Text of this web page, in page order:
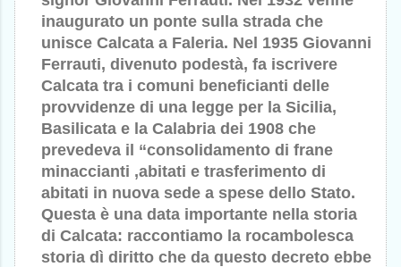
inaugurato un ponte sulla strada che
unisce Calcata a Faleria. Nel 1935 Giovanni
Ferrauti, divenuto podestà, fa iscrivere
Calcata tra i comuni beneficianti delle
provvidenze di una legge per la Sicilia,
Basilicata e la Calabria dei 1908 che
prevedeva il “consolidamento di frane
minaccianti ,abitati e trasferimento di
abitati in nuova sede a spese dello Stato.
Questa è una data importante nella storia
di Calcata: raccontiamo la rocambolesca
storia dì diritto che da questo decreto ebbe